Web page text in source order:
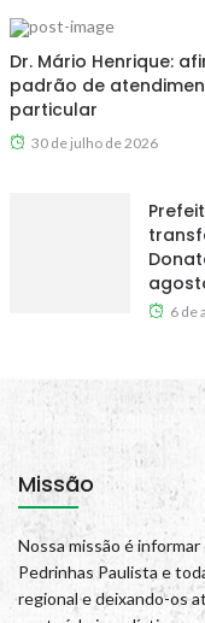
Dr. Mário Henrique:
padrão de
particular
30 de julho de 2026
6 de
Missão
Nossa missão é
Pedrinhas Paulista e
regional e deixando-os